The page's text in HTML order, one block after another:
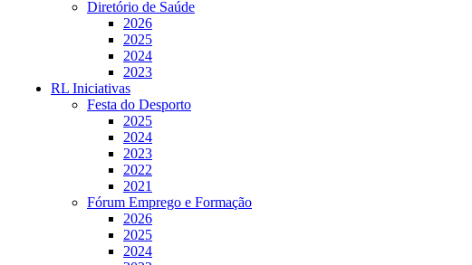
Diretório de Saúde
2026
2025
2024
2023
RL Iniciativas
Festa do Desporto
2025
2024
2023
2022
2021
Fórum Emprego e Formação
2026
2025
2024